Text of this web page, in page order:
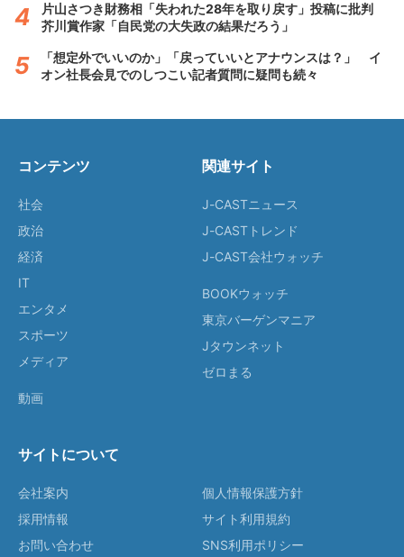
片山さつき財務相「失われた28年を取り戻す」投稿に批判
芥川賞作家「自民党の大失政の結果だろう」
「想定外でいいのか」「戻っていいとアナウンスは？」 イ
オン社長会見でのしつこい記者質問に疑問も続々
コンテンツ
社会
政治
経済
IT
エンタメ
スポーツ
メディア
動画
関連サイト
J-CASTニュース
J-CASTトレンド
J-CAST会社ウォッチ
BOOKウォッチ
東京バーゲンマニア
Jタウンネット
ゼロまる
サイトについて
会社案内
採用情報
お問い合わせ
個人情報保護方針
サイト利用規約
SNS利用ポリシー